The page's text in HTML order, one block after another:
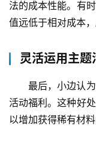
法的成本性能。有
值远低于相对成本
灵活运用主题
最后，小边认
活动福利。这种好
以增加获得稀有材